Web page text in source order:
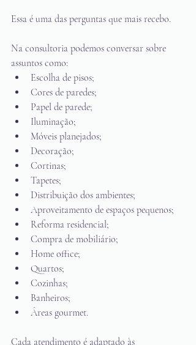
Essa é uma das perguntas que mais recebo.
Na consultoria podemos conversar sobre
assuntos como:
Escolha de pisos;
Cores de paredes;
Papel de parede;
Iluminação;
Móveis planejados;
Decoração;
Cortinas;
Tapetes;
Distribuição dos ambientes;
Aproveitamento de espaços pequenos;
Reforma residencial;
Compra de mobiliário;
Home office;
Quartos;
Cozinhas;
Banheiros;
Áreas gourmet.
Cada atendimento é adaptado às